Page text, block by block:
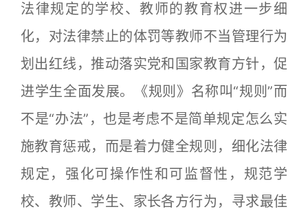
法律规定的学校、教师的教育权进一步细
化，对法律禁止的体罚等教师不当管理行为
划出红线，推动落实党和国家教育方针，促
进学生全面发展。《规则》名称叫“规则”而
不是“办法”，也是考虑不是简单规定怎么实
施教育惩戒，而是着力健全规则，细化法律
规定，强化可操作性和可监督性，规范学
校、教师、学生、家长各方行为，寻求最佳